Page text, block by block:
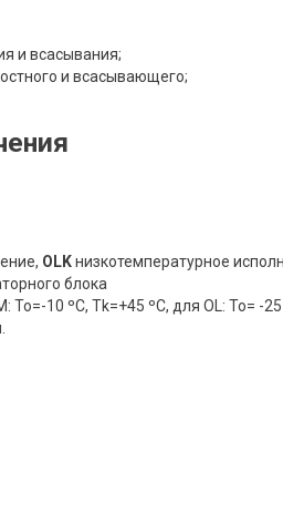
и всасывания;
и всасывающего;
OLKнизкотемпературное
блока
To=-10 ºC, Tk=+45 ºC, для OL: To= -